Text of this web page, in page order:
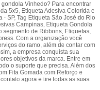
Vinhedo? Para encontrar
5x5, Etiqueta Adesiva Colorida e
SP, Tag Etiqueta São José do Rio
Campinas, Etiqueta Gondola
segmento de Ribbons, Etiquetas,
Com a organização você
do ramo, além de contar com
a empresa conquista sua
objetivos da marca. Entre em
o suporte que precisa. Além dos
Fita Gomada com Reforço e
agora e tire todas as suas